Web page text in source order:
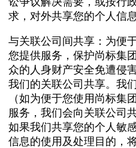
求，对外共享您的个人信息
与关联公司间共享：为便
您提供服务，保护尚标集
众的人身财产安全免遭侵
我们的关联公司共享。我
（如为便于您使用尚标集
服务，我们会向关联公司
如果我们共享您的个人敏
信息的使用及处理目的，